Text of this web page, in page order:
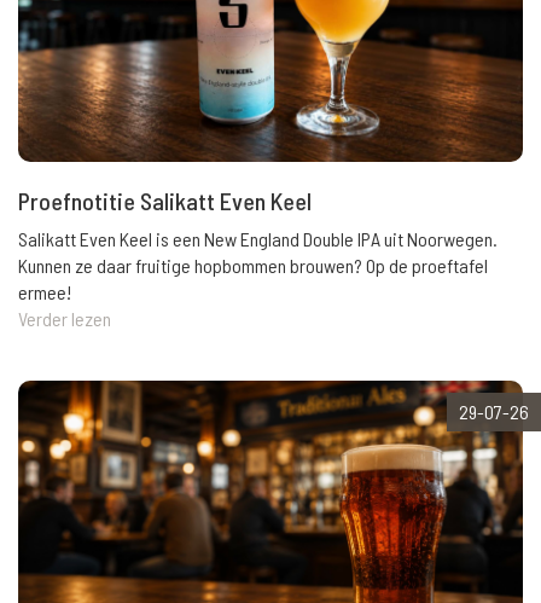
Proefnotitie Salikatt Even Keel
Salikatt Even Keel is een New England Double IPA uit Noorwegen.
Kunnen ze daar fruitige hopbommen brouwen? Op de proeftafel
ermee!
Verder lezen
29-07-26